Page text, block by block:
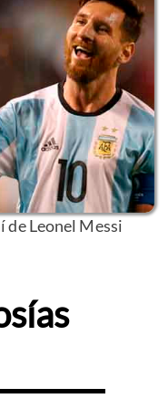
de Leonel Messi